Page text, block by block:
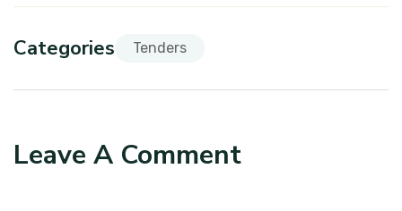
Categories Tenders
Leave A Comment